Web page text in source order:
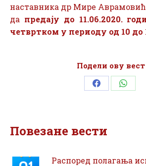
наставника др Мире
да предају до 11.06.2020.
четвртком у периоду од 10 до
Подели ову вест
Share Share
Повезане вести
Распоред полагања